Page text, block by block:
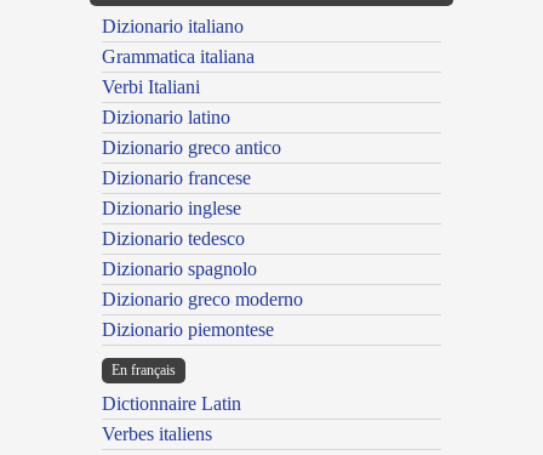
Dizionario italiano
Grammatica italiana
Verbi Italiani
Dizionario latino
Dizionario greco antico
Dizionario francese
Dizionario inglese
Dizionario tedesco
Dizionario spagnolo
Dizionario greco moderno
Dizionario piemontese
En français
Dictionnaire Latin
Verbes italiens